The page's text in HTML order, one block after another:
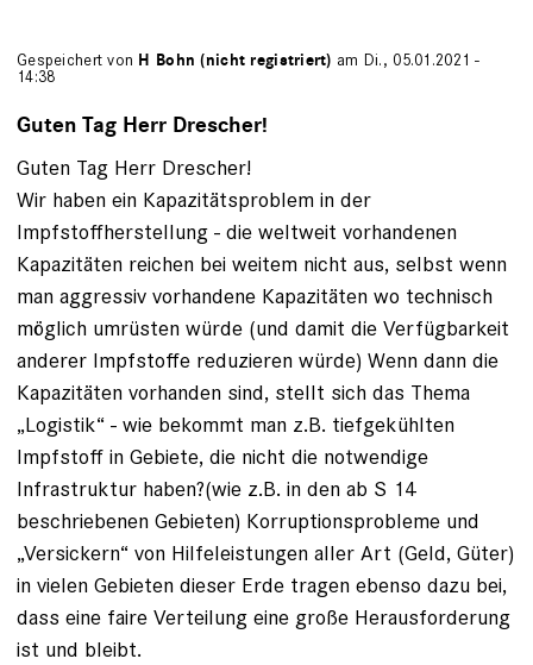
Gespeichert von H Bohn (nicht registriert) am Di., 05.01.2021 -
14:38
Guten Tag Herr Drescher!
Guten Tag Herr Drescher!
Wir haben ein Kapazitätsproblem in der
Impfstoffherstellung - die weltweit vorhandenen
Kapazitäten reichen bei weitem nicht aus, selbst wenn
man aggressiv vorhandene Kapazitäten wo technisch
möglich umrüsten würde (und damit die Verfügbarkeit
anderer Impfstoffe reduzieren würde) Wenn dann die
Kapazitäten vorhanden sind, stellt sich das Thema
„Logistik“ - wie bekommt man z.B. tiefgekühlten
Impfstoff in Gebiete, die nicht die notwendige
Infrastruktur haben?(wie z.B. in den ab S 14
beschriebenen Gebieten) Korruptionsprobleme und
„Versickern“ von Hilfeleistungen aller Art (Geld, Güter)
in vielen Gebieten dieser Erde tragen ebenso dazu bei,
dass eine faire Verteilung eine große Herausforderung
ist und bleibt.